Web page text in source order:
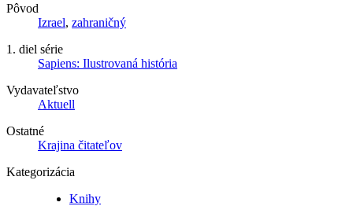
Pôvod
Izrael, zahraničný
1. diel série
Sapiens: Ilustrovaná história
Vydavateľstvo
Aktuell
Ostatné
Krajina čitateľov
Kategorizácia
Knihy